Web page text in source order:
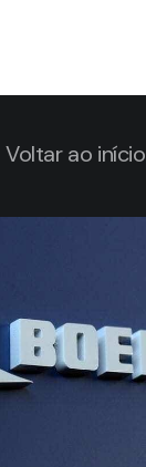
Voltar ao início